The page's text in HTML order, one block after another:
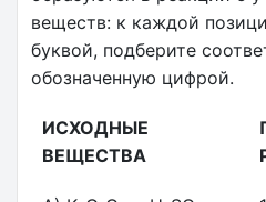
веществ: к каждой
буквой, подберите
обозначенную цифрой.
ИСХОДНЫЕ
ВЕЩЕСТВА